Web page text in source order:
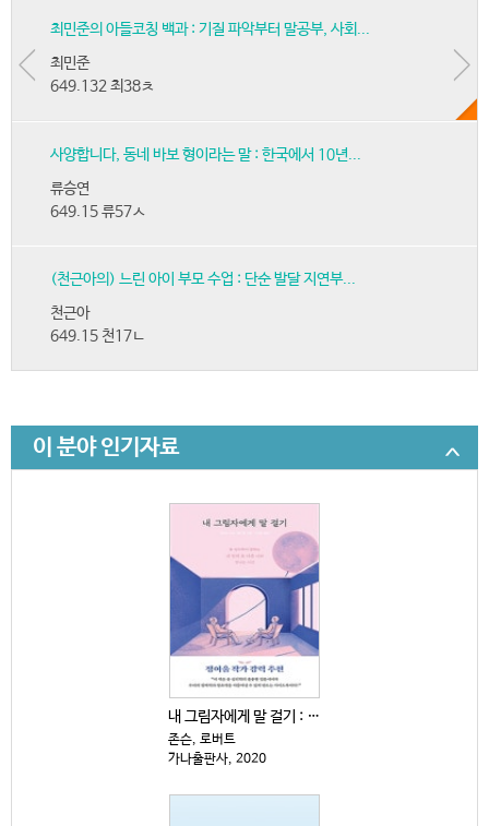
최민준의 아들코칭 백과 : 기질 파악부터 말공부, 사회...
최민준
649.132 최38ㅊ
사양합니다, 동네 바보 형이라는 말 : 한국에서 10년...
류승연
649.15 류57ㅅ
(천근아의) 느린 아이 부모 수업 : 단순 발달 지연부...
천근아
649.15 천17ㄴ
이 분야 인기자료
내 그림자에게 말 걸기 : 융 심리학이 말하는 내 안의...
존슨, 로버트
가나출판사, 2020